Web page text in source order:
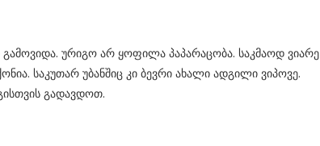
ურიგო არ ყოფილა პაპარაცობა. საკმაოდ ვიარე
საკუთარ უბანშიც კი ბევრი ახალი ადგილი ვიპოვე.
გადავდოთ.